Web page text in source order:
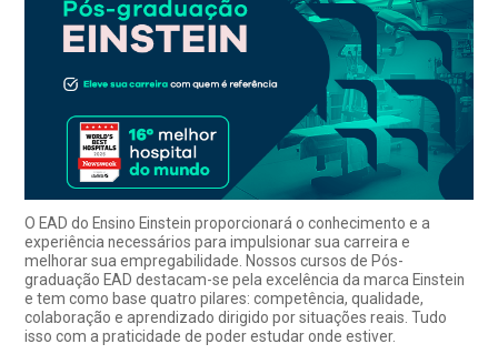
O EAD do Ensino Einstein proporcionará o conhecimento e a
experiência necessários para impulsionar sua carreira e
melhorar sua empregabilidade. Nossos cursos de Pós-
graduação EAD destacam-se pela excelência da marca Einstein
e tem como base quatro pilares: competência, qualidade,
colaboração e aprendizado dirigido por situações reais. Tudo
isso com a praticidade de poder estudar onde estiver.